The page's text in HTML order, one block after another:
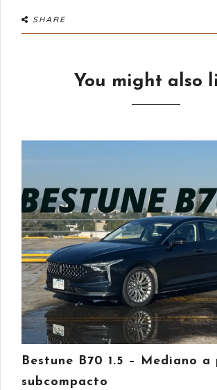
SHARE
You might also
Bestune B70 1.5 – Mediano a
subcompacto